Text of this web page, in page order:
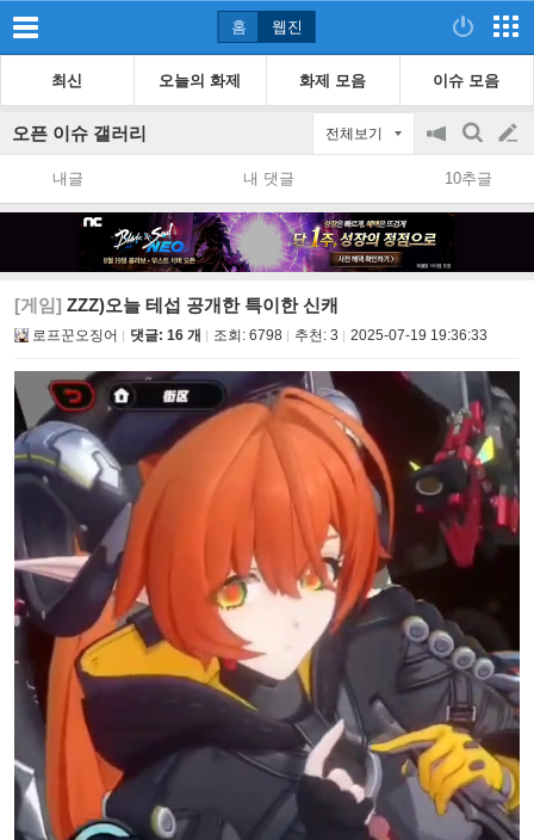
홈 웹진
최신 오늘의 화제 화제 모음 이슈 모음
오픈 이슈 갤러리 전체보기
공
지
on/off
검
색
글
쓰
내글 내 댓글 10추글
[게임] ZZZ)오늘 테섭 공개한 특이한 신캐
로프꾼오징어 댓글: 16 개 조회: 6798 추천: 3 2025-07-19 19:36:33